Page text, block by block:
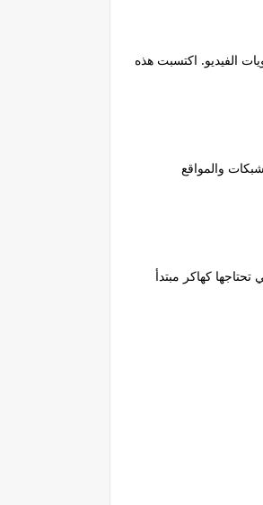
الفيديو. اكتسبت هذه
والمواقع
كهاكر مبتدأ